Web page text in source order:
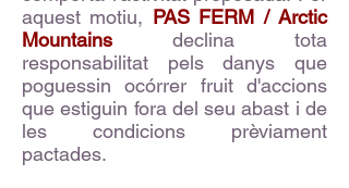
aquest motiu, PAS FERM / Arctic
Mountains declina tota
responsabilitat pels danys que
poguessin ocórrer fruit d'accions
que estiguin fora del seu abast i de
les condicions prèviament
pactades.